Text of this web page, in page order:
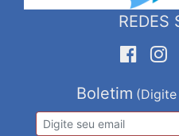
REDES
Boletim